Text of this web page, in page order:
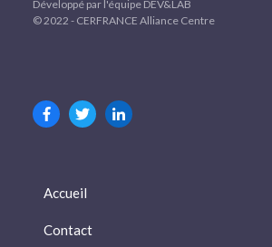
Développé par l'équipe DEV&LAB
© 2022 - CERFRANCE Alliance Centre
Accueil
Contact